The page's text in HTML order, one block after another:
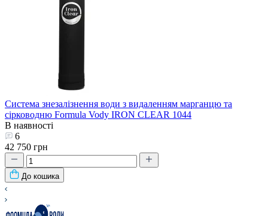
Система знезалізнення води з видаленням марганцю та
сірководню Formula Vody IRON CLEAR 1044
В наявності
6
42 750 грн
До кошика